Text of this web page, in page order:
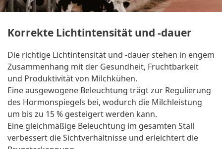
Korrekte Lichtintensität und -dauer
Die richtige Lichtintensität und -dauer stehen in engem
Zusammenhang mit der Gesundheit, Fruchtbarkeit
und Produktivität von Milchkühen.
Eine ausgewogene Beleuchtung trägt zur Regulierung
des Hormonspiegels bei, wodurch die Milchleistung
um bis zu 15 % gesteigert werden kann.
Eine gleichmäßige Beleuchtung im gesamten Stall
verbessert die Sichtverhältnisse und erleichtert die